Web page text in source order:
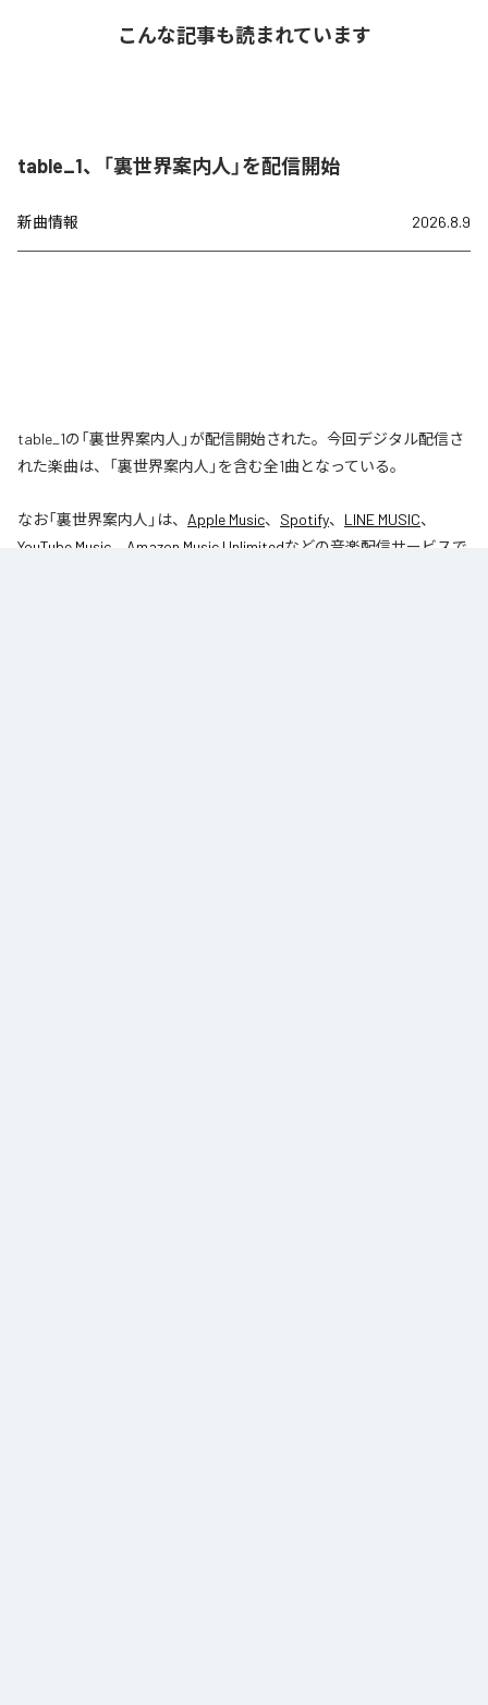
こんな記事も読まれています
table_1、「裏世界案内人」を配信開始
新曲情報 2026.8.9
table_1の「裏世界案内人」が配信開始された。今回デジタル配信さ
れた楽曲は、「裏世界案内人」を含む全1曲となっている。
なお「裏世界案内人 」は、 Apple Music、 Spotify、 LINE MUSIC、
YouTube Music
Amazon Music Unlimitedなどの音楽配信サービスで